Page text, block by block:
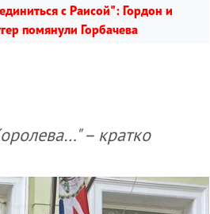
с Раисой": Гордон и
помянули Горбачева
– кратко